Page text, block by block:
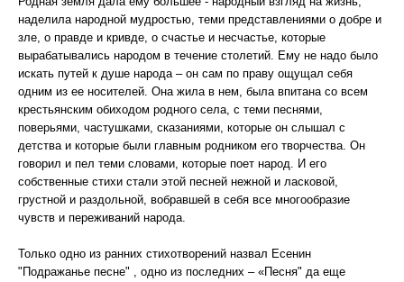
наделила народной мудростью, теми представлениями о добре и
зле, о правде и кривде, о счастье и несчастье, которые
вырабатывались народом в течение столетий. Ему не надо было
искать путей к душе народа – он сам по праву ощущал себя
одним из ее носителей. Она жила в нем, была впитана со всем
крестьянским обиходом родного села, с теми песнями,
поверьями, частушками, сказаниями, которые он слышал с
детства и которые были главным родником его творчества. Он
говорил и пел теми словами, которые поет народ. И его
собственные стихи стали этой песней нежной и ласковой,
грустной и раздольной, вобравшей в себя все многообразие
чувств и переживаний народа.
Только одно из ранних стихотворений назвал Есенин
"Подражанье песне" , одно из последних – «Песня" да еще